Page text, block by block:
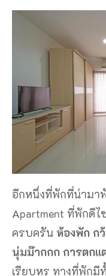
อีกหนึ่งที่พักที่น่ามา
Apartment ที่พักดีไ
ครบครัน ห้องพัก ก
นุ่มม๊ากกก การตกแ
เรียบหรู ทางที่พักมี